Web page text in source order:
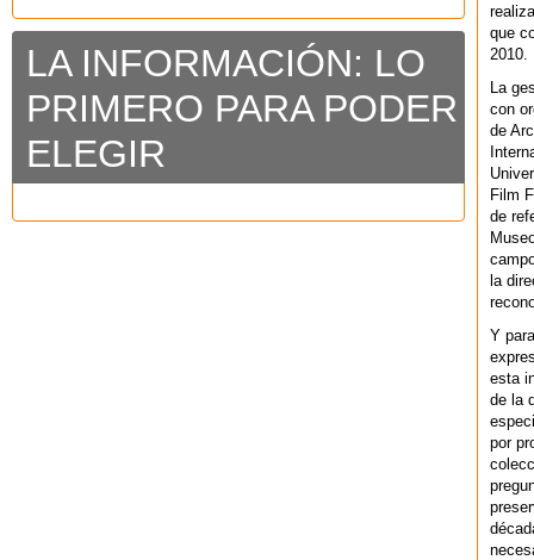
LA INFORMACIÓN: LO
PRIMERO PARA PODER
ELEGIR
que
2010.
La
con
de
Film
de
la
Y
esta
de la
por